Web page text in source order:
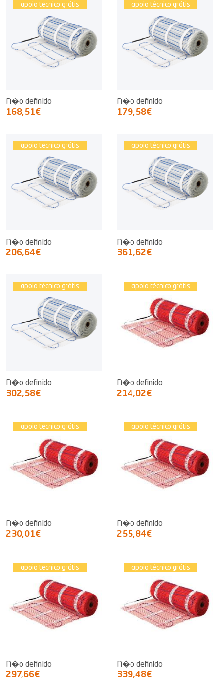
apoio técnico grátis
N�o definido
168,51€
apoio técnico grátis
N�o definido
179,58€
apoio técnico grátis
N�o definido
206,64€
apoio técnico grátis
N�o definido
361,62€
apoio técnico grátis
N�o definido
302,58€
apoio técnico grátis
N�o definido
214,02€
apoio técnico grátis
N�o definido
230,01€
apoio técnico grátis
N�o definido
255,84€
apoio técnico grátis
N�o definido
297,66€
apoio técnico grátis
N�o definido
339,48€